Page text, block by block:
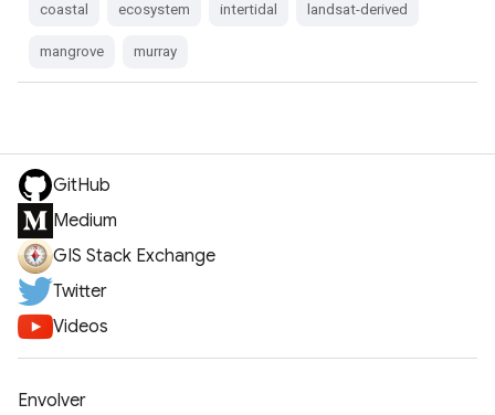
coastal ecosystem intertidal landsat-derived
mangrove murray
GitHub
Medium
GIS Stack Exchange
Twitter
Videos
Envolver